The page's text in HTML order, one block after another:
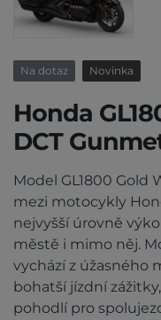
Na dotaz Novinka
Honda
DCT
Model GL1800 Gold
mezi motocykly
nejvyšší úrovně
městě i mimo něj.
vychází z úžasného
bohatší jízdní
pohodlí pro